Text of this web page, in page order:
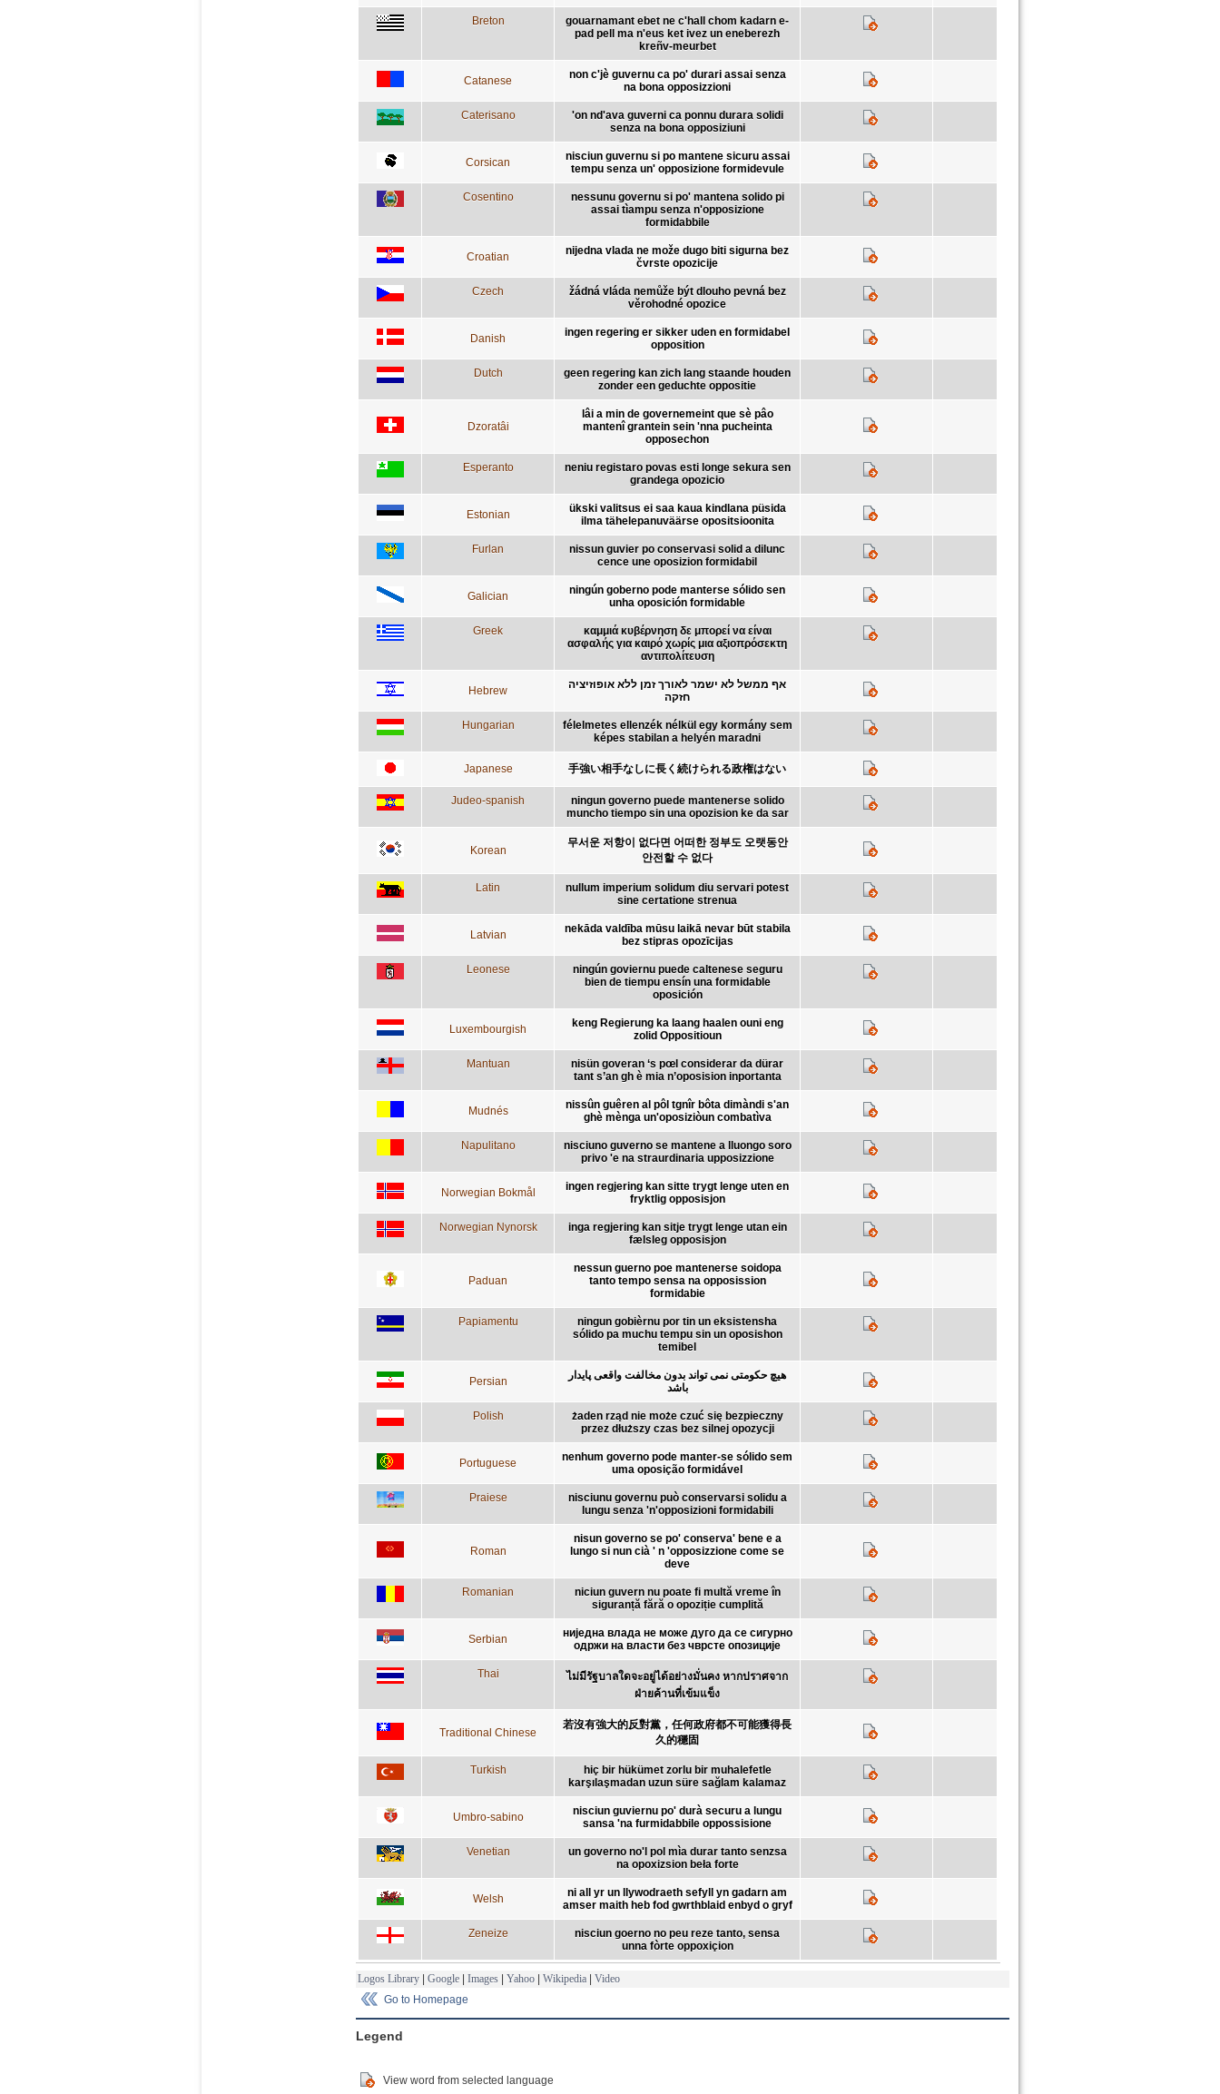
Breton
gouarnamant ebet ne c'hall chom kadarn e-
pad pell ma n'eus ket ivez un eneberezh
kreñv-meurbet
Catanese
non c'jè guvernu ca po' durari assai senza
na bona opposizzioni
Caterisano
'on nd'ava guverni ca ponnu durara solidi
senza na bona opposiziuni
Corsican
nisciun guvernu si po mantene sicuru assai
tempu senza un' opposizione formidevule
Cosentino
nessunu governu si po' mantena solido pi
assai tìampu senza n'opposizione
formidabbile
Croatian
nijedna vlada ne može dugo biti sigurna bez
čvrste opozicije
Czech
žádná vláda nemůže být dlouho pevná bez
věrohodné opozice
Danish
ingen regering er sikker uden en formidabel
opposition
Dutch
geen regering kan zich lang staande houden
zonder een geduchte oppositie
Dzoratâi
lâi a min de governemeint que sè pâo
mantenî grantein sein 'nna pucheinta
opposechon
Esperanto
neniu registaro povas esti longe sekura sen
grandega opozicio
Estonian
ükski valitsus ei saa kaua kindlana püsida
ilma tähelepanuväärse opositsioonita
Furlan
nissun guvier po conservasi solid a dilunc
cence une oposizion formidabil
Galician
ningún goberno pode manterse sólido sen
unha oposición formidable
Greek
καμμιά κυβέρνηση δε μπορεί να είναι
ασφαλής για καιρό χωρίς μια αξιοπρόσεκτη
αντιπολίτευση
Hebrew
אף ממשל לא ישמר לאורך זמן ללא אופוזיציה
חזקה
Hungarian
félelmetes ellenzék nélkül egy kormány sem
képes stabilan a helyén maradni
Japanese 手強い相手なしに長く続けられる政権はない
Judeo-spanish
ningun governo puede mantenerse solido
muncho tiempo sin una opozision ke da sar
Korean
무서운 저항이 없다면 어떠한 정부도 오랫동안
안전할 수 없다
Latin
nullum imperium solidum diu servari potest
sine certatione strenua
Latvian
nekāda valdība mūsu laikā nevar būt stabila
bez stipras opozīcijas
Leonese
ningún goviernu puede caltenese seguru
bien de tiempu ensín una formidable
oposición
Luxembourgish
keng Regierung ka laang haalen ouni eng
zolid Oppositioun
Mantuan
nisün goveran ‘s pœl considerar da dürar
tant s’an gh è mia n’oposision inportanta
Mudnés
nissûn guêren al pôl tgnîr bôta dimàndi s'an
ghè mènga un'oposiziòun combatìva
Napulitano
nisciuno guverno se mantene a lluongo soro
privo 'e na straurdinaria upposizzione
Norwegian Bokmål
ingen regjering kan sitte trygt lenge uten en
fryktlig opposisjon
Norwegian Nynorsk
inga regjering kan sitje trygt lenge utan ein
fælsleg opposisjon
Paduan
nessun guerno poe mantenerse soidopa
tanto tempo sensa na opposission
formidabie
Papiamentu
ningun gobièrnu por tin un eksistensha
sólido pa muchu tempu sin un oposishon
temibel
Persian
هیچ حکومتی نمی تواند بدون مخالفت واقعی پایدار
باشد
Polish
żaden rząd nie może czuć się bezpieczny
przez dłuższy czas bez silnej opozycji
Portuguese
nenhum governo pode manter-se sólido sem
uma oposição formidável
Praiese
nisciunu governu può conservarsi solidu a
lungu senza 'n'opposizioni formidabili
Roman
nisun governo se po' conserva' bene e a
lungo si nun cià ' n 'opposizzione come se
deve
Romanian
niciun guvern nu poate fi multă vreme în
siguranță fără o opoziție cumplită
Serbian
ниједна влада не може дуго да се сигурно
одржи на власти без чврсте опозиције
Thai
ไม่มีรัฐบาลใดจะอยู่ได้อย่างมั่นคง หากปราศจาก
ฝ่ายค้านที่เข้มแข็ง
Traditional Chinese
若沒有強大的反對黨，任何政府都不可能獲得長
久的穩固
Turkish
hiç bir hükümet zorlu bir muhalefetle
karşılaşmadan uzun süre sağlam kalamaz
Umbro-sabino
nisciun guviernu po' durà securu a lungu
sansa 'na furmidabbile oppossisione
Venetian
un governo no'l pol mìa durar tanto senzsa
na opoxizsion beła forte
Welsh
ni all yr un llywodraeth sefyll yn gadarn am
amser maith heb fod gwrthblaid enbyd o gryf
Zeneize
nisciun goerno no peu reze tanto, sensa
unna fòrte oppoxiçion
Logos Library | Google | Images | Yahoo | Wikipedia | Video
Go to Homepage
Legend
View word from selected language